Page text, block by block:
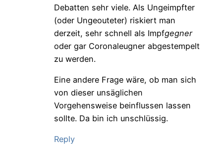
Debatten sehr viele. Als Ungeimpfter
(oder Ungeouteter) riskiert man
derzeit, sehr schnell als Impfgegner
oder gar Coronaleugner abgestempelt
zu werden.
Eine andere Frage wäre, ob man sich
von dieser unsäglichen
Vorgehensweise beinflussen lassen
sollte. Da bin ich unschlüssig.
Reply